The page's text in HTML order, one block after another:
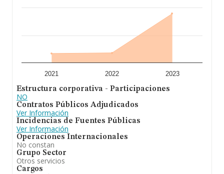
2021 2022 2023
Estructura corporativa - Participaciones
NO
Contratos Públicos Adjudicados
Ver Información
Incidencias de Fuentes Públicas
Ver Información
Operaciones Internacionales
No constan
Grupo Sector
Otros servicios
Cargos